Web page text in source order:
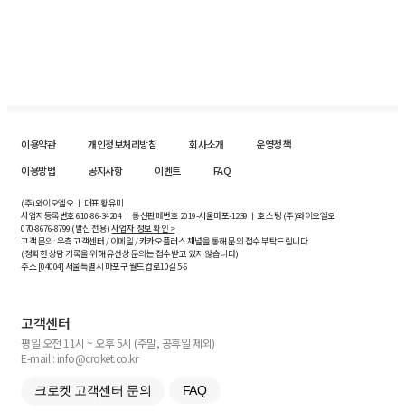
이용약관 개인정보처리방침 회사소개
운영정책
이용방법
공지사항 이벤트 FAQ
(주)와이오엘오 ㅣ 대표 황유미
사업자등록번호610-86-34204ㅣ 통신판매번호 2019-서울마포-1239 ㅣ 호스팅 (주)와이오엘오
070-8676-8799 (발신 전용)사업자 정보 확인 >
고객 문의: 우측 고객센터 / 이메일 / 카카오플러스 채널을 통해 문의 접수 부탁드립니다.
(정확한 상담 기록을 위해 유선상 문의는 접수받고 있지 않습니다)
주소 [04004] 서울특별시 마포구 월드컵로10길5-6
고객센터
평일 오전 11시 ~ 오후 5시 (주말, 공휴일 제외)
E-mail : info@croket.co.kr
크로켓 고객센터 문의 FAQ